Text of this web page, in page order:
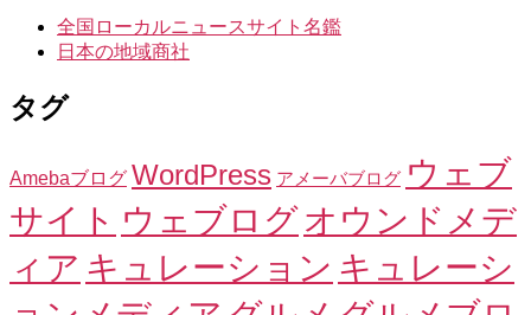
全国ローカルニュースサイト名鑑
日本の地域商社
タグ
Amebaブログ WordPress アメーバブログ ウェブ
サイト ウェブログオウンドメデ
ィア キュレーション キュレーシ